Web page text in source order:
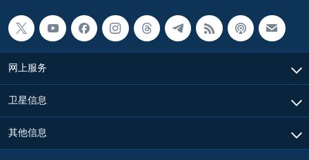
网上服务
卫星信息
其他信息